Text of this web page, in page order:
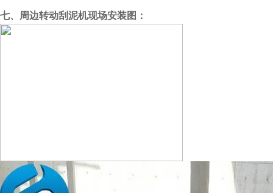
七、周边转动刮泥机现场安装图：